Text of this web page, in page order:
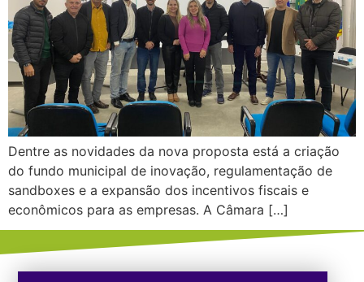
Dentre as novidades da nova proposta está a criação
do fundo municipal de inovação, regulamentação de
sandboxes e a expansão dos incentivos fiscais e
econômicos para as empresas. A Câmara […]